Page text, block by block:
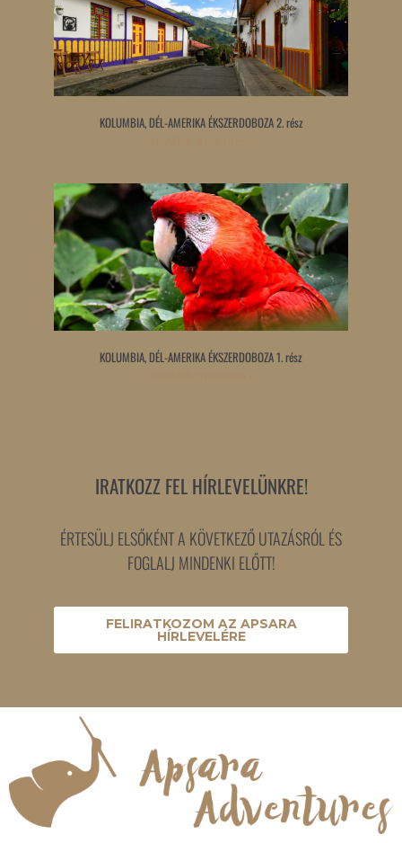
KOLUMBIA, DÉL-AMERIKA ÉKSZERDOBOZA 2. rész
KOLUMBIA, DÉL-AMERIKA ÉKSZERDOBOZA 1. rész
IRATKOZZ FEL HÍRLEVELÜNKRE!
ÉRTESÜLJ ELSŐKÉNT A KÖVETKEZŐ UTAZÁSRÓL ÉS
FOGLALJ MINDENKI ELŐTT!
FELIRATKOZOM AZ APSARA
HÍRLEVELÉRE